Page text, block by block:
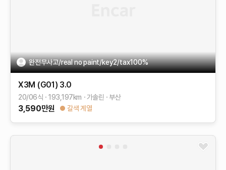
완전무사고/real no paint/key2/tax100%
X3M (G01) 3.0
20/06식 193,197km 가솔린 부산
3,590만원 갈색 계열